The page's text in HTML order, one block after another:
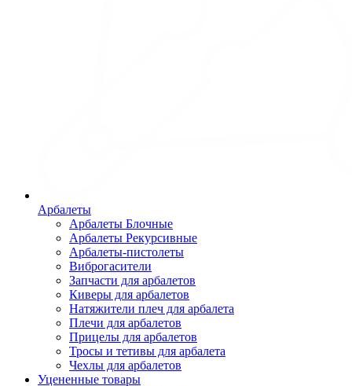
Арбалеты
Арбалеты Блочные
Арбалеты Рекурсивные
Арбалеты-пистолеты
Виброгасители
Запчасти для арбалетов
Киверы для арбалетов
Натяжители плеч для арбалета
Плечи для арбалетов
Прицелы для арбалетов
Тросы и тетивы для арбалета
Чехлы для арбалетов
Уцененные товары